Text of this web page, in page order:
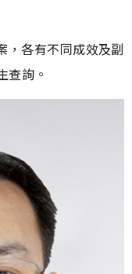
，各有不同成效及副
查詢。